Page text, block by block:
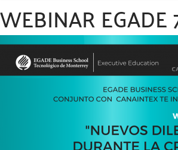
WEBINAR EGADE